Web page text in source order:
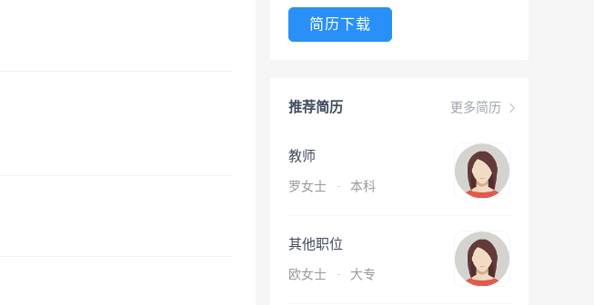
简历下载
更多简历
推荐简历
教师
罗女士 · 本科
其他职位
欧女士 · 大专